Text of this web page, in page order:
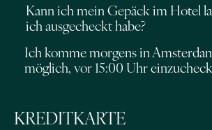
Kann ich mein Gepäck im Hotel
ich ausgecheckt habe?
Ich komme morgens in
möglich, vor 15:00 Uhr
KREDITKARTE